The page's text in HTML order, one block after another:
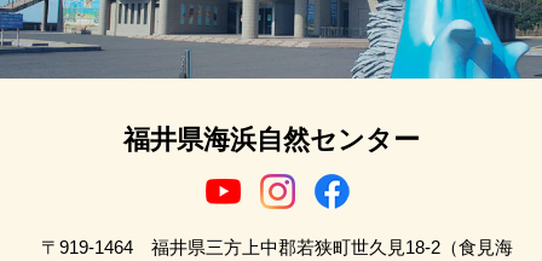
福井県海浜自然センター
〒919-1464 福井県三方上中郡若狭町世久見18-2（食見海